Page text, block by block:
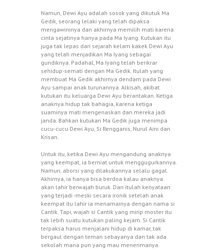
Namun, Dewi Ayu adalah sosok yang dikutuk Ma
Gedik, seorang lelaki yang telah dipaksa
mengawininya dan akhirnya memilih mati karena
cinta sejatinya hanya pada Ma Iyang. Kutukan itu
juga tak lepas dari sejarah kelam kakek Dewi Ayu
yang telah menjadikan Ma Iyang sebagai
gundiknya. Padahal, Ma Iyang telah berikrar
sehidup-semati dengan Ma Gedik. Itulah yang
membuat Ma Gedik akhirnya dendam pada Dewi
Ayu sampai anak turunannya. Alkisah, akibat
kutukan itu keluarga Dewi Ayu berantakan. Ketiga
anaknya hidup tak bahagia, karena ketiga
suaminya mati mengenaskan dan mereka jadi
janda. Bahkan kutukan Ma Gedik juga menimpa
cucu-cucu Dewi Ayu, Si Rengganis, Nurul Aini dan
Krisan.
Untuk itu, ketika Dewi Ayu mengandung anaknya
yang keempat, ia berniat untuk menggugurkannya.
Namun, aborsi yang dilakukannya selalu gagal.
Akhirnya, ia hanya bisa berdoa kalau anaknya
akan lahir berwajah buruk. Dan itulah kenyataan
yang terjadi -meski secara ironik setelah anak
keempat itu lahir ia menamainya dengan nama si
Cantik. Tapi, wajah si Cantik yang mirip moster itu
tak lebih suatu kutukan paling kejam. Si Cantik
terpaksa harus menjalani hidup di kamar, tak
bergaul dengan teman sebayanya dan tak ada
sekolah mana pun yang mau menerimanya.